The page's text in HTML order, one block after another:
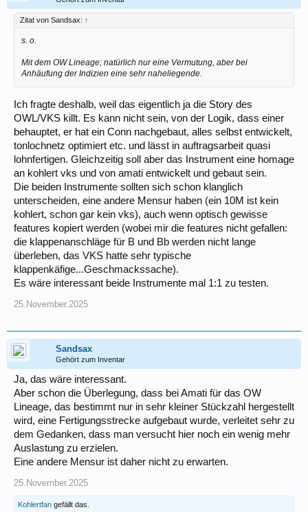
Zitat von Sandsax: ↑
s. o.
Mit dem OW Lineage; natürlich nur eine Vermutung, aber bei
Anhäufung der Indizien eine sehr naheliegende.
Ich fragte deshalb, weil das eigentlich ja die Story des
OWL/VKS killt. Es kann nicht sein, von der Logik, dass einer
behauptet, er hat ein Conn nachgebaut, alles selbst entwickelt,
tonlochnetz optimiert etc. und lässt in auftragsarbeit quasi
lohnfertigen. Gleichzeitig soll aber das Instrument eine homage
an kohlert vks und von amati entwickelt und gebaut sein.
Die beiden Instrumente sollten sich schon klanglich
unterscheiden, eine andere Mensur haben (ein 10M ist kein
kohlert, schon gar kein vks), auch wenn optisch gewisse
features kopiert werden (wobei mir die features nicht gefallen:
die klappenanschläge für B und Bb werden nicht lange
überleben, das VKS hatte sehr typische
klappenkäfige...Geschmackssache).
Es wäre interessant beide Instrumente mal 1:1 zu testen.
25.November.2025
Sandsax
Gehört zum Inventar
Ja, das wäre interessant.
Aber schon die Überlegung, dass bei Amati für das OW
Lineage, das bestimmt nur in sehr kleiner Stückzahl hergestellt
wird, eine Fertigungsstrecke aufgebaut wurde, verleitet sehr zu
dem Gedanken, dass man versucht hier noch ein wenig mehr
Auslastung zu erzielen.
Eine andere Mensur ist daher nicht zu erwarten.
25.November.2025
Kohlertfan gefällt das.